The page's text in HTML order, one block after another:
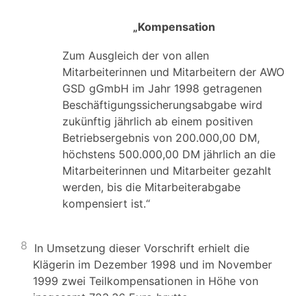
„Kompensation
Zum Ausgleich der von allen
Mitarbeiterinnen und Mitarbeitern der AWO
GSD gGmbH im Jahr 1998 getragenen
Beschäftigungssicherungsabgabe wird
zukünftig jährlich ab einem positiven
Betriebsergebnis von 200.000,00 DM,
höchstens 500.000,00 DM jährlich an die
Mitarbeiterinnen und Mitarbeiter gezahlt
werden, bis die Mitarbeiterabgabe
kompensiert ist.“
8 In Umsetzung dieser Vorschrift erhielt die
Klägerin im Dezember 1998 und im November
1999 zwei Teilkompensationen in Höhe von